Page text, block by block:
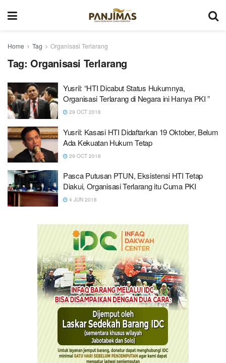
Home Tag Organisasi Terlarang
Tag: Organisasi Terlarang
Yusril: “HTI Dicabut Status Hukumnya,
Organisasi Terlarang di Negara ini Hanya PKI ”
29 OCT 2018
Yusril: Kasasi HTI Didaftarkan 19 Oktober, Belum
Ada Kekuatan Hukum Tetap
29 OCT 2018
Pasca Putusan PTUN, Eksistensi HTI Tetap
Diakui, Organisasi Terlarang itu Cuma PKI
4 JUN 2018